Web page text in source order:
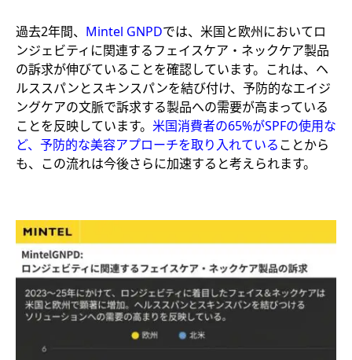
過去2年間、 Mintel GNPDでは、米国と欧州においてロ
ンジェビティに関連するフェイスケア・ネックケア製品
の訴求が伸びていることを確認しています。これは、ヘ
ルススパンとスキンスパンを結び付け、予防的なエイジ
ングケアの文脈で訴求する製品への需要が高まっている
ことを反映しています。 米国消費者の65%がSPFの使用な
ど、予防的な美容アプローチを取り入れていることから
も、この流れは今後さらに加速すると考えられます。